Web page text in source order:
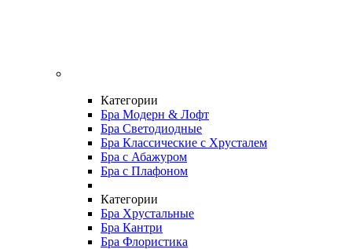
Категории
Бра Модерн & Лофт
Бра Светодиодные
Бра Классические с Хрусталем
Бра с Абажуром
Бра с Плафоном
Категории
Бра Хрустальные
Бра Кантри
Бра Флористика